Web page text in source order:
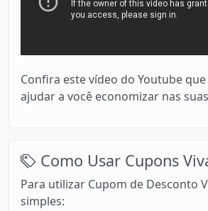
Confira este vídeo do Youtube
ajudar a você economizar nas
Como Usar Cupons
Para utilizar Cupom de Desconto
simples: